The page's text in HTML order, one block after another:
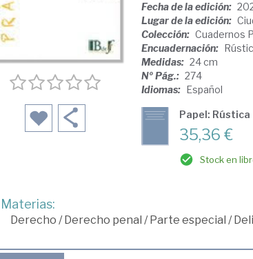
Fecha de la edición:
Lugar de la edición:
Colección: Cuadernos
Encuadernación:
Medidas: 24 cm
Nº Pág.: 274
Idiomas: Español
Papel: Rústica
35,36 €
Stock en
Materias:
Derecho /Derecho penal /Parte especial /